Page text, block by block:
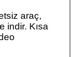
araç,
indir. Kısa